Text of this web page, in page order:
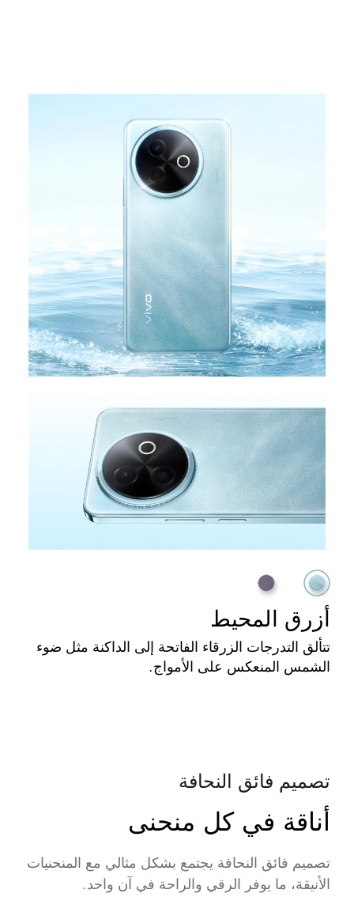
أزرق المحيط
تتألق التدرجات الزرقاء الفاتحة إلى الداكنة مثل ضوء
الشمس المنعكس على الأمواج.
تصميم فائق النحافة
أناقة في كل منحنى
تصميم فائق النحافة يجتمع بشكل مثالي مع المنحنيات
الأنيقة، ما يوفر الرقي والراحة في آن واحد.